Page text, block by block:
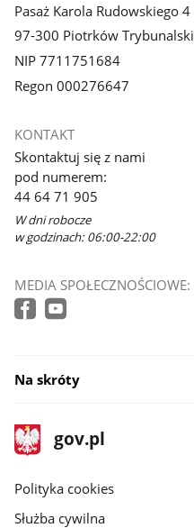
Pasaż Karola Rudowskiego 4
97-300 Piotrków Trybunalski
NIP 7711751684
Regon 000276647
KONTAKT
Skontaktuj się z nami
pod numerem:
44 64 71 905
W dni robocze
w godzinach: 06:00-22:00
MEDIA SPOŁECZNOŚCIOWE:
Na skróty
stopka
gov.pl
Strona
gov.pl
gov.pl
Polityka cookies
Służba cywilna